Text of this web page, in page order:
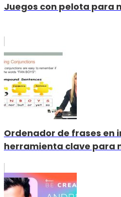
Juegos con pelota para
Ordenador de frases en
herramienta clave para